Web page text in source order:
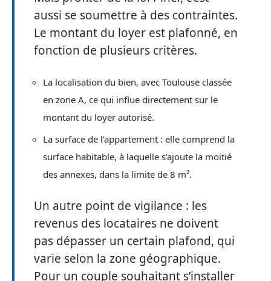
aussi se soumettre à des contraintes.
Le montant du loyer est plafonné, en
fonction de plusieurs critères.
La localisation du bien, avec Toulouse classée
en zone A, ce qui influe directement sur le
montant du loyer autorisé.
La surface de l’appartement : elle comprend la
surface habitable, à laquelle s’ajoute la moitié
des annexes, dans la limite de 8 m².
Un autre point de vigilance : les
revenus des locataires ne doivent
pas dépasser un certain plafond, qui
varie selon la zone géographique.
Pour un couple souhaitant s’installer